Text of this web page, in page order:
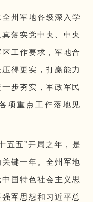
全州军地各级深入学
落实党中央、中央
工作要求，军地合
得更实，打赢能力
步夯实，军政军民
项重点工作落地见
五五”开局之年，是
键一年。全州军地
国特色社会主义思
军思想和习近平总